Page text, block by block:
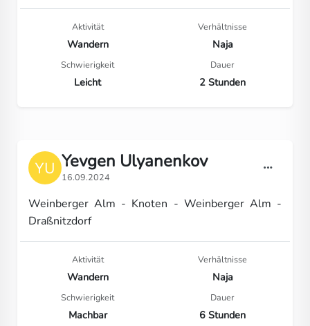
Aktivität
Wandern
Verhältnisse
Naja
Schwierigkeit
Leicht
Dauer
2 Stunden
Yevgen Ulyanenkov
16.09.2024
Weinberger Alm - Knoten - Weinberger Alm -
Draßnitzdorf
Aktivität
Wandern
Verhältnisse
Naja
Schwierigkeit
Machbar
Dauer
6 Stunden